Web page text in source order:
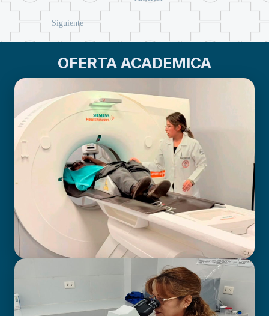
Siguiente
OFERTA ACADEMICA